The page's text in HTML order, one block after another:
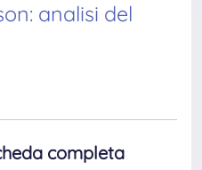
analisi del
completa